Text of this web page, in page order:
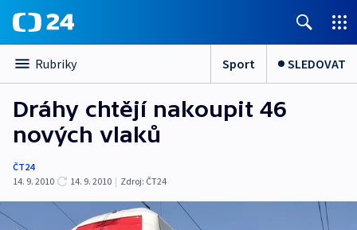
Rubriky Sport SLEDOVAT
Dráhy chtějí nakoupit 46
nových vlaků
ČT24
14. 9. 2010
14. 9. 2010 | Zdroj: ČT24